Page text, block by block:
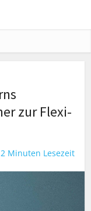
zur Flexi-
2 Minuten Lesezeit